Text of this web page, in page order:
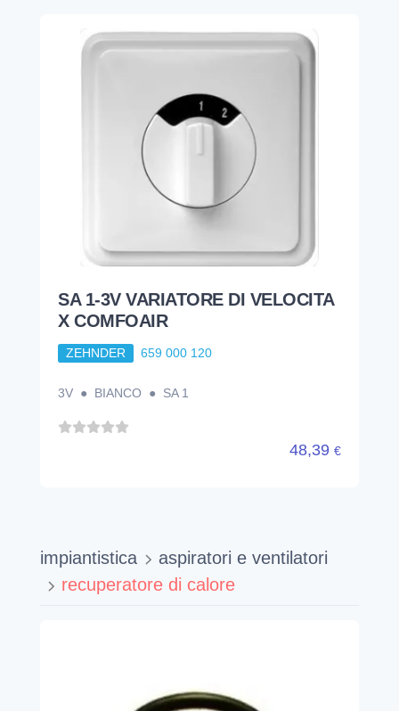
SA 1-3V VARIATORE DI VELOCITA
X COMFOAIR
ZEHNDER 659 000 120
3V ● BIANCO ● SA 1
48,39 €
impiantistica
aspiratori e ventilatori
recuperatore di calore